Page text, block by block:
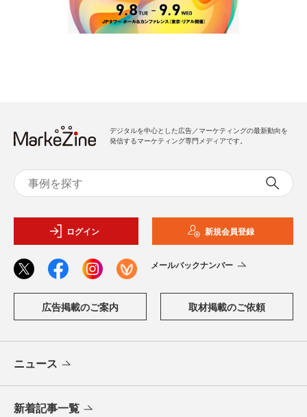
デジタルを中心とした広告／マーケティングの最新動向を
発信するマーケティング専門メディアです。
ログイン 新規会員登録
メールバックナンバー
広告掲載のご案内 取材掲載のご依頼
ニュース
新着記事一覧